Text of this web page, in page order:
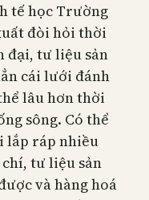
tế học Trường
đòi hỏi thời
đại, tư liệu sản
cái lưới đánh
lâu hơn thời
sông. Có thể
lắp ráp nhiều
tư liệu sản
và hàng hoá